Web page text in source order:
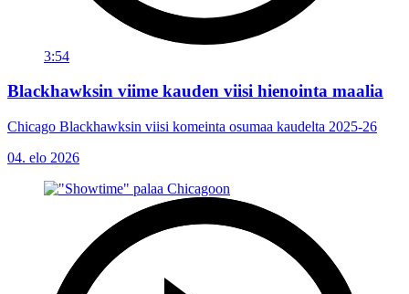
3:54
Blackhawksin viime kauden viisi hienointa maalia
Chicago Blackhawksin viisi komeinta osumaa kaudelta 2025-26
04. elo 2026